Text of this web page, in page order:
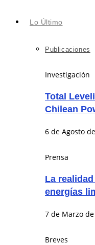
Lo Último
Publicaciones
Investigación
Total
Chilean
6 de Agosto
Prensa
La
energías
7 de Marzo
Breves